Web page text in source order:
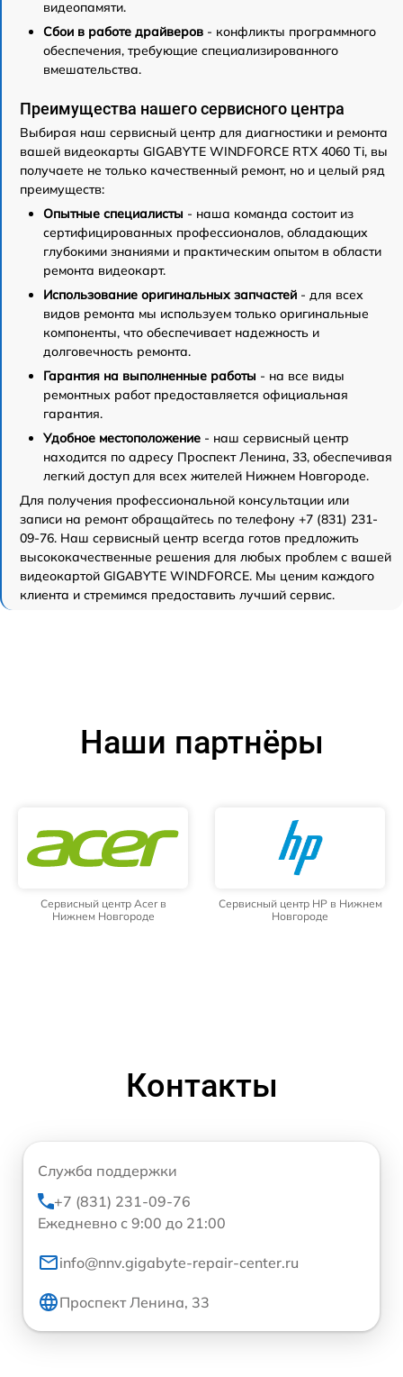
видеопамяти.
Сбои в работе драйверов - конфликты программного
обеспечения, требующие специализированного
вмешательства.
Преимущества нашего сервисного центра
Выбирая наш сервисный центр для диагностики и ремонта
вашей видеокарты GIGABYTE WINDFORCE RTX 4060 Ti, вы
получаете не только качественный ремонт, но и целый ряд
преимуществ:
Опытные специалисты - наша команда состоит из
сертифицированных профессионалов, обладающих
глубокими знаниями и практическим опытом в области
ремонта видеокарт.
Использование оригинальных запчастей - для всех
видов ремонта мы используем только оригинальные
компоненты, что обеспечивает надежность и
долговечность ремонта.
Гарантия на выполненные работы - на все виды
ремонтных работ предоставляется официальная
гарантия.
Удобное местоположение - наш сервисный центр
находится по адресу Проспект Ленина, 33, обеспечивая
легкий доступ для всех жителей Нижнем Новгороде.
Для получения профессиональной консультации или
записи на ремонт обращайтесь по телефону +7 (831) 231-
09-76. Наш сервисный центр всегда готов предложить
высококачественные решения для любых проблем с вашей
видеокартой GIGABYTE WINDFORCE. Мы ценим каждого
клиента и стремимся предоставить лучший сервис.
Наши партнёры
Сервисный центр Acer в
Нижнем Новгороде
Сервисный центр HP в Нижнем
Новгороде
Контакты
Служба поддержки
+7 (831) 231-09-76
Ежедневно с 9:00 до 21:00
info@nnv.gigabyte-repair-center.ru
Проспект Ленина, 33